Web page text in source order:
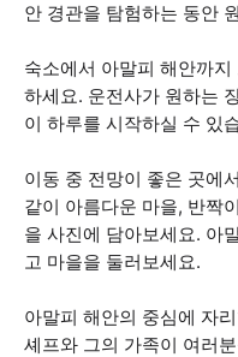
안 경관을 탐험하는 동안
숙소에서 아말피 해안까
하세요. 운전사가 원하는
이 하루를 시작하실 수 있
이동 중 전망이 좋은 곳에
같이 아름다운 마을, 반짝
을 사진에 담아보세요. 아
고 마을을 둘러보세요.
아말피 해안의 중심에 자
셰프와 그의 가족이 여러